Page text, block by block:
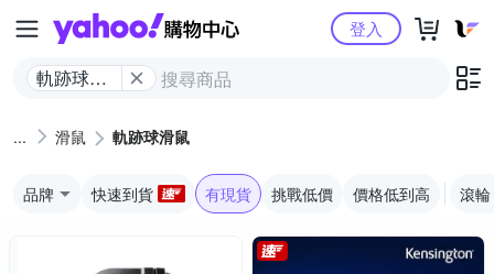
Yahoo購物中心
軌跡球滑
登入
滑鼠 軌跡球滑鼠
品牌 快速到貨 有現貨 挑戰低價 價格低到高 滾輪